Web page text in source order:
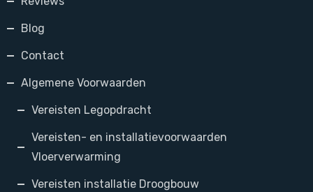
Blog
Contact
Algemene Voorwaarden
Vereisten Legopdracht
Vereisten- en installatievoorwaarden
Vloerverwarming
Vereisten installatie Droogbouw